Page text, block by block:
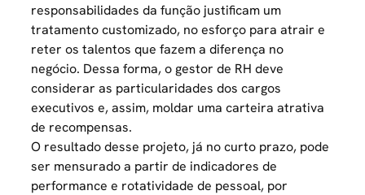
responsabilidades da função justificam um
tratamento customizado, no esforço para atrair e
reter os talentos que fazem a diferença no
negócio. Dessa forma, o gestor de RH deve
considerar as particularidades dos cargos
executivos e, assim, moldar uma carteira atrativa
de recompensas.
O resultado desse projeto, já no curto prazo, pode
ser mensurado a partir de indicadores de
performance e rotatividade de pessoal, por